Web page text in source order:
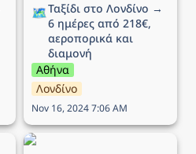
🗺️Ταξίδι στο Λονδίνο →
6 ημέρες από 218€,
αεροπορικά και
διαμονή
Αθήνα
Λονδίνο
Nov 16, 2024 7:06 AM
Ταξίδι στο στολισμένο